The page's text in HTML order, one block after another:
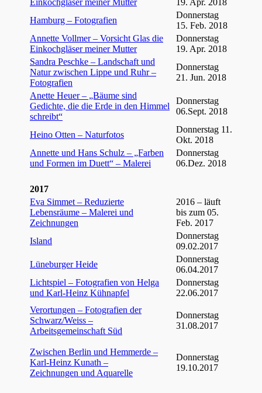
Hamburg – Fotografien
Donnerstag
15. Feb. 2018
Annette Vollmer – Vorsicht Glas die
Einkochgläser meiner Mutter
Donnerstag
19. Apr. 2018
Sandra Peschke – Landschaft und
Natur zwischen Lippe und Ruhr –
Fotografien
Donnerstag
21. Jun. 2018
Anette Heuer – „Bäume sind
Gedichte, die die Erde in den Himmel
schreibt“
Donnerstag
06.Sept. 2018
Heino Otten – Naturfotos
Donnerstag 11.
Okt. 2018
Annette und Hans Schulz – „Farben
und Formen im Duett“ – Malerei
Donnerstag
06.Dez. 2018
2017
Eva Simmet – Reduzierte
Lebensräume – Malerei und
Zeichnungen
2016 – läuft
bis zum 05.
Feb. 2017
Island
Donnerstag
09.02.2017
Lüneburger Heide
Donnerstag
06.04.2017
Lichtspiel – Fotografien von Helga
und Karl-Heinz Kühnapfel
Donnerstag
22.06.2017
Verortungen – Fotografien der
Schwarz/Weiss –
Arbeitsgemeinschaft Süd
Donnerstag
31.08.2017
Zwischen Berlin und Hemmerde –
Karl-Heinz Kunath –
Zeichnungen und Aquarelle
Donnerstag
19.10.2017